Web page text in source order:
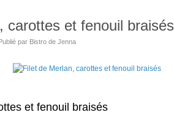
carottes et fenouil braisés
par Bistro de Jenna
et fenouil braisés